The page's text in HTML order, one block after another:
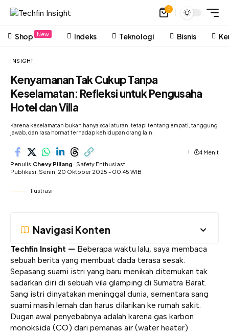
0
Shop New Indeks Teknologi Bisnis
INSIGHT
Kenyamanan Tak Cukup Tanpa
Keselamatan: Refleksi untuk Pengusaha
Hotel dan Villa
Karena keselamatan bukan hanya soal aturan, tetapi tentang empati, tanggung
jawab, dan rasa hormat terhadap kehidupan orang lain.
Penulis:Chevy Piliang- Safety Enthusiast
Publikasi: Senin, 20 Oktober 2025 - 00.45 WIB
4 Menit
Ilustrasi
Navigasi Konten
Techfin Insight — Beberapa waktu lalu, saya membaca
sebuah berita yang membuat dada terasa sesak.
Sepasang suami istri yang baru menikah ditemukan tak
sadarkan diri di sebuah vila glamping di Sumatra Barat.
Sang istri dinyatakan meninggal dunia, sementara sang
suami masih lemah dan harus dilarikan ke rumah sakit.
Dugan awal penyebabnya adalah karena gas karbon
monoksida (CO) dari pemanas air (water heater)